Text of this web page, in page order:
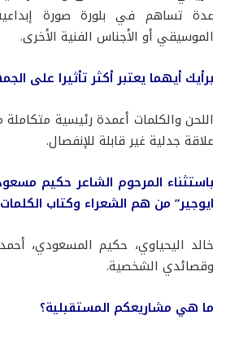
عدة تساهم في بلورة صورة
الموسيقي أو الأجناس الفنية الأخرى.
برأيك أيهما يعتبر أكثر تأثيرا على
اللحن والكلمات أعمدة رئيسية
علاقة جدلية غير قابلة للإنفصال.
باستثناء المرحوم الشاعر حكيم
ايوجير” من هم الشعراء وكتاب
خالد اليحياوي، حكيم المسعودي،
وقصائدي الشخصية.
ما هي مشاريعكم المستقبلية؟